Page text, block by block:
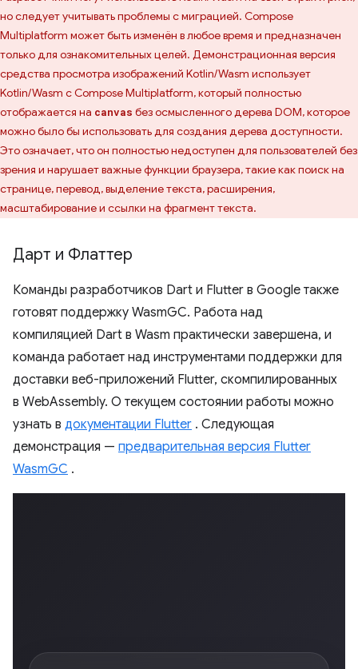
но следует учитывать проблемы с миграцией. Compose
Multiplatform может быть изменён в любое время и предназначен
только для ознакомительных целей. Демонстрационная версия
средства просмотра изображений Kotlin/Wasm использует
Kotlin/Wasm с Compose Multiplatform, который полностью
отображается на canvas без осмысленного дерева DOM, которое
можно было бы использовать для создания дерева доступности.
Это означает, что он полностью недоступен для пользователей без
зрения и нарушает важные функции браузера, такие как поиск на
странице, перевод, выделение текста, расширения,
масштабирование и ссылки на фрагмент текста.
Дарт и Флаттер
Команды разработчиков Dart и Flutter в Google также
готовят поддержку WasmGC. Работа над
компиляцией Dart в Wasm практически завершена, и
команда работает над инструментами поддержки для
доставки веб-приложений Flutter, скомпилированных
в WebAssembly. О текущем состоянии работы можно
узнать в документации Flutter . Следующая
демонстрация — предварительная версия Flutter
WasmGC .